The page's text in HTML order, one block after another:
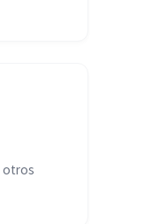
otros